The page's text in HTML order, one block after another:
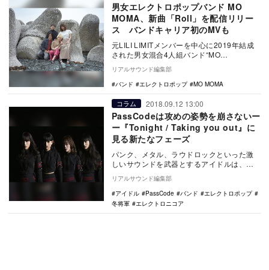
男女エレクトロポップバンド MO
MOMA、新曲「Roll」を配信リリー
ス バンドキャリア初のMVも
元LILI LIMITメンバーを中心に2019年結成
された男女混合4人組バンド“MO
MOMA”が、新曲「Roll」を配信リリー…
リアルサウンド編集部
バンド
エレクトロポップ MO MOMA
コラム 2018.09.12 13:00
PassCodeは攻めの姿勢を崩さないー
ー『Tonight / Taking you out』に
見る新たなフェーズ
パンク、メタル、ラウドロックといった激
しいサウンドを武器とするアイドルは、今
となっては珍しくないが、ここに至るまで
にさまざまなグ…
リアルサウンド編集部
アイドル
PassCode バンド
エレクトロポップ
冬将軍
エレクトロニコア